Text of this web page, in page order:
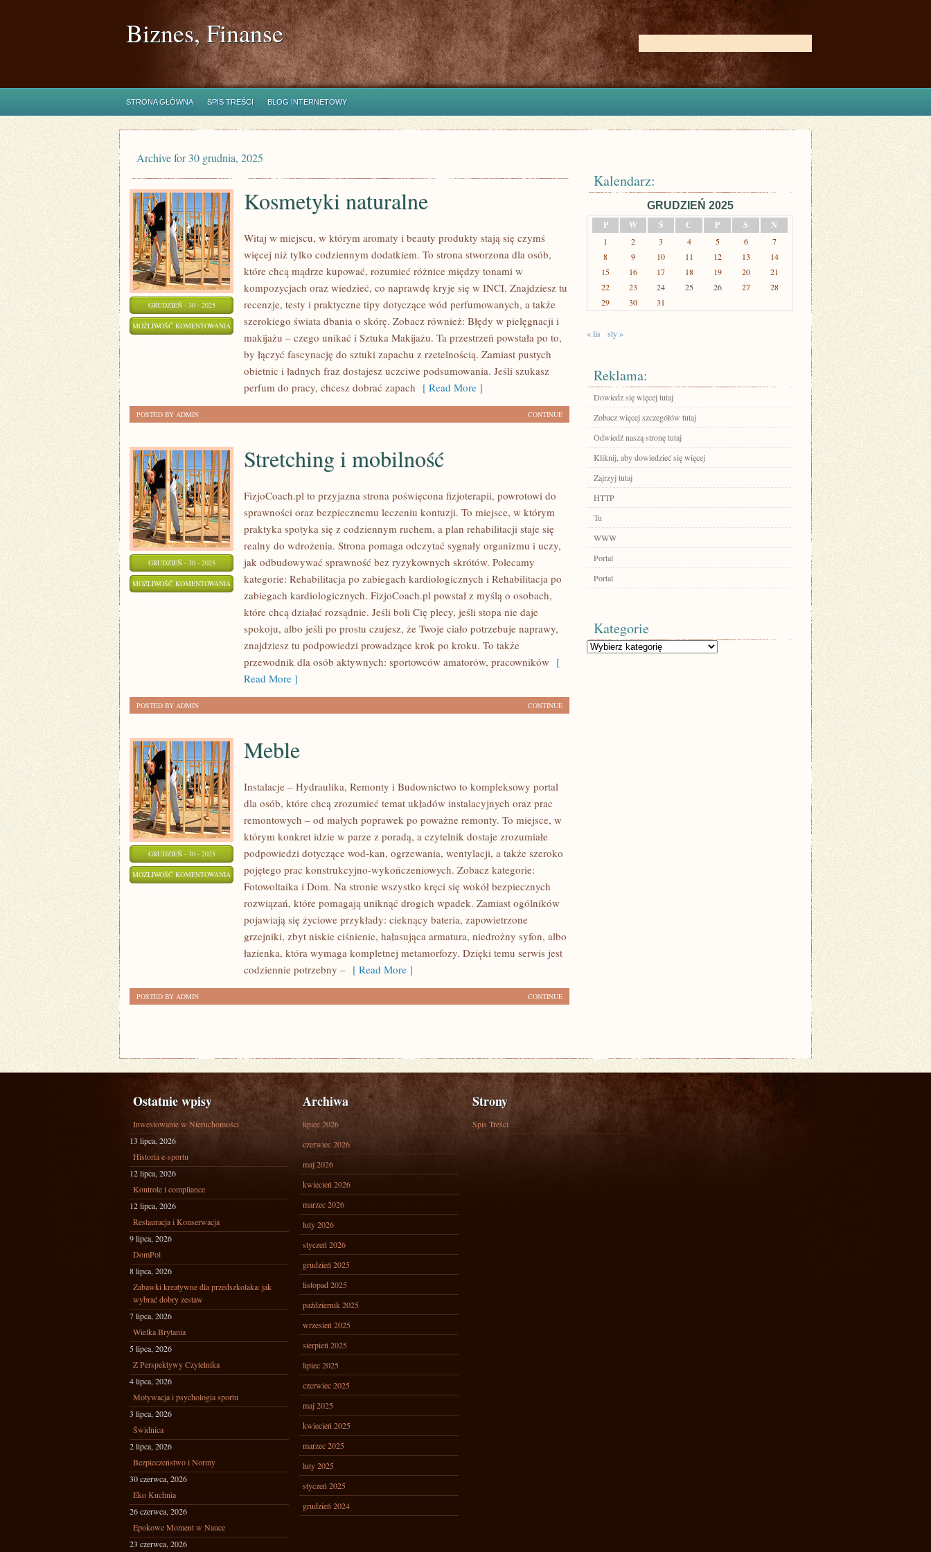
Biznes, Finanse
STRONA GŁÓWNA SPIS TREŚCI BLOG INTERNETOWY
Archive for 30 grudnia, 2025
GRUDZIEŃ - 30 - 2025
MOŻLIWOŚĆ KOMENTOWANIA KOSMETYKI
NATURALNE
Kosmetyki naturalne
Witaj w miejscu, w którym aromaty i beauty produkty stają się czymś
więcej niż tylko codziennym dodatkiem. To strona stworzona dla osób,
które chcą mądrze kupować, rozumieć różnice między tonami w
kompozycjach oraz wiedzieć, co naprawdę kryje się w INCI. Znajdziesz tu
recenzje, testy i praktyczne tipy dotyczące wód perfumowanych, a także
szerokiego świata dbania o skórę. Zobacz również: Błędy w pielęgnacji i
makijażu – czego unikać i Sztuka Makijażu. Ta przestrzeń powstała po to,
by łączyć fascynację do sztuki zapachu z rzetelnością. Zamiast pustych
obietnic i ładnych fraz dostajesz uczciwe podsumowania. Jeśli szukasz
perfum do pracy, chcesz dobrać zapach [ Read More ]
CONTINUE
POSTED BY ADMIN
GRUDZIEŃ - 30 - 2025
MOŻLIWOŚĆ KOMENTOWANIA STRETCHING
MOBILNOŚĆ
Stretching i mobilność
FizjoCoach.pl to przyjazna strona poświęcona fizjoterapii, powrotowi do
sprawności oraz bezpiecznemu leczeniu kontuzji. To miejsce, w którym
praktyka spotyka się z codziennym ruchem, a plan rehabilitacji staje się
realny do wdrożenia. Strona pomaga odczytać sygnały organizmu i uczy,
jak odbudowywać sprawność bez ryzykownych skrótów. Polecamy
kategorie: Rehabilitacja po zabiegach kardiologicznych i Rehabilitacja po
zabiegach kardiologicznych. FizjoCoach.pl powstał z myślą o osobach,
które chcą działać rozsądnie. Jeśli boli Cię plecy, jeśli stopa nie daje
spokoju, albo jeśli po prostu czujesz, że Twoje ciało potrzebuje naprawy,
znajdziesz tu podpowiedzi prowadzące krok po kroku. To także
przewodnik dla osób aktywnych: sportowców amatorów, pracowników [
Read More ]
CONTINUE
POSTED BY ADMIN
GRUDZIEŃ - 30 - 2025
MOŻLIWOŚĆ KOMENTOWANIA MEBLE
Meble
Instalacje – Hydraulika, Remonty i Budownictwo to kompleksowy portal
dla osób, które chcą zrozumieć temat układów instalacyjnych oraz prac
remontowych – od małych poprawek po poważne remonty. To miejsce, w
którym konkret idzie w parze z poradą, a czytelnik dostaje zrozumiałe
podpowiedzi dotyczące wod-kan, ogrzewania, wentylacji, a także szeroko
pojętego prac konstrukcyjno-wykończeniowych. Zobacz kategorie:
Fotowoltaika i Dom. Na stronie wszystko kręci się wokół bezpiecznych
rozwiązań, które pomagają uniknąć drogich wpadek. Zamiast ogólników
pojawiają się życiowe przykłady: cieknący bateria, zapowietrzone
grzejniki, zbyt niskie ciśnienie, hałasująca armatura, niedrożny syfon, albo
łazienka, która wymaga kompletnej metamorfozy. Dzięki temu serwis jest
codziennie potrzebny – [ Read More ]
CONTINUE
POSTED BY ADMIN
Kalendarz:
GRUDZIEŃ 2025
P
W Ś C P S N
1 2 3 4 5 6
7
8
9 10 11 12 13
14
15
16 17 18 19 20
21
22
23 24 25 26 27
28
29
30 31
« lis sty »
Reklama:
Dowiedz się więcej tutaj
Zobacz więcej szczegółów tutaj
Odwiedź naszą stronę tutaj
Kliknij, aby dowiedzieć się więcej
Zajrzyj tutaj
HTTP
Tu
WWW
Portal
Portal
Kategorie
Kategorie
Ostatnie wpisy
Inwestowanie w Nieruchomości
13 lipca, 2026
Historia e-sportu
12 lipca, 2026
Kontrole i compliance
12 lipca, 2026
Restauracja i Konserwacja
9 lipca, 2026
DomPol
8 lipca, 2026
Zabawki kreatywne dla przedszkolaka: jak
wybrać dobry zestaw
7 lipca, 2026
Wielka Brytania
5 lipca, 2026
Z Perspektywy Czytelnika
4 lipca, 2026
Motywacja i psychologia sportu
3 lipca, 2026
Świdnica
2 lipca, 2026
Bezpieczeństwo i Normy
30 czerwca, 2026
Eko Kuchnia
26 czerwca, 2026
Epokowe Moment w Nauce
23 czerwca, 2026
Archiwa
lipiec 2026
czerwiec 2026
maj 2026
kwiecień 2026
marzec 2026
luty 2026
styczeń 2026
grudzień 2025
listopad 2025
październik 2025
wrzesień 2025
sierpień 2025
lipiec 2025
czerwiec 2025
maj 2025
kwiecień 2025
marzec 2025
luty 2025
styczeń 2025
grudzień 2024
Strony
Spis Treści